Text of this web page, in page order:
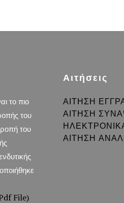
το πιο
του
του
File)
Αιτήσεις
ΑΙΤΗΣΗ
ΑΙΤΗΣΗ
ΑΙΤΗΣΗ